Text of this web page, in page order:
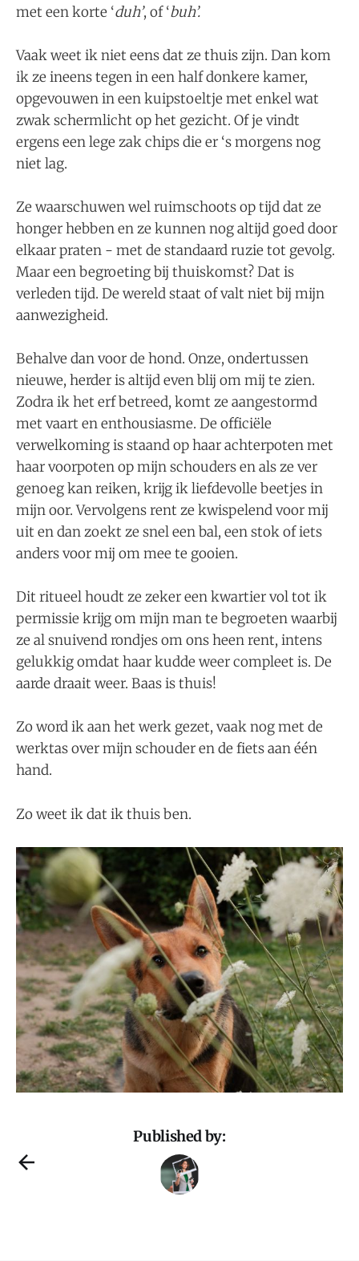
met een korte ‘duh’, of ‘buh’.
Vaak weet ik niet eens dat ze thuis zijn. Dan kom
ik ze in​eens tegen in ​een half donkere kamer,
opgevouwen in een kuipstoeltje met enkel wat
zwak schermlicht op het gezicht. Of je vindt
ergens een lege zak chips die er ‘s morgens nog
niet lag.
Ze waarschuwen wel​ ruimschoots op tijd dat ze
honger hebben en ze kunnen nog altijd goed door
elkaar praten - ​met de standaard ruzie tot gevolg.
Maar een begroeting bij thuiskomst? Dat is
verleden tijd. De wereld staat of valt niet bij mijn
aanwezigheid.
Behalve dan voor de hond. Onze, ondertussen
nieuwe, herder is altijd even blij om mij te zien.
Zodra ik het erf betreed, komt ze aangestormd
met vaart en enthousiasme. De officiële
verwelkoming is staand op haar achterpoten met
haar voorpoten op ​mijn schouders en a​ls ze ver
genoeg kan reiken, krijg ik liefdevolle beetjes in
mijn oor. Vervolgens rent ze kwispelend voor mij
uit en dan zoekt ze snel een bal, een stok of iets
anders voor mij om mee te gooien.
Dit ​ritueel houdt ze zeker een kwartier vol tot ik
permissie krijg om mijn man te begroeten waarbij
ze al snuivend rondjes om ons heen rent, intens
gelukkig omdat haar kudde weer compleet is. ​De
aarde draait weer.​ ​Baas ​is thuis!
Zo word ik aan het werk gezet, vaak nog met de
werktas over mijn schouder en de fiets aan één
hand.
Zo weet ik dat ik thuis ben.
Published by: